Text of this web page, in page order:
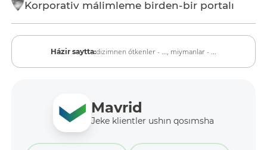
Korporativ málimleme birden-bir portalı
Házir saytta:dizimnen ótkenler - ..., miymanlar - ...
Mavrid
Jeke klientler ushın qosımsha